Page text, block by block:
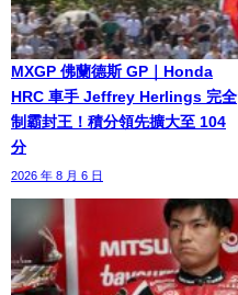
MXGP 佛蘭德斯 GP｜Honda
HRC 車手 Jeffrey Herlings 完全
制霸封王！積分領先擴大至 104
分
2026 年 8 月 6 日